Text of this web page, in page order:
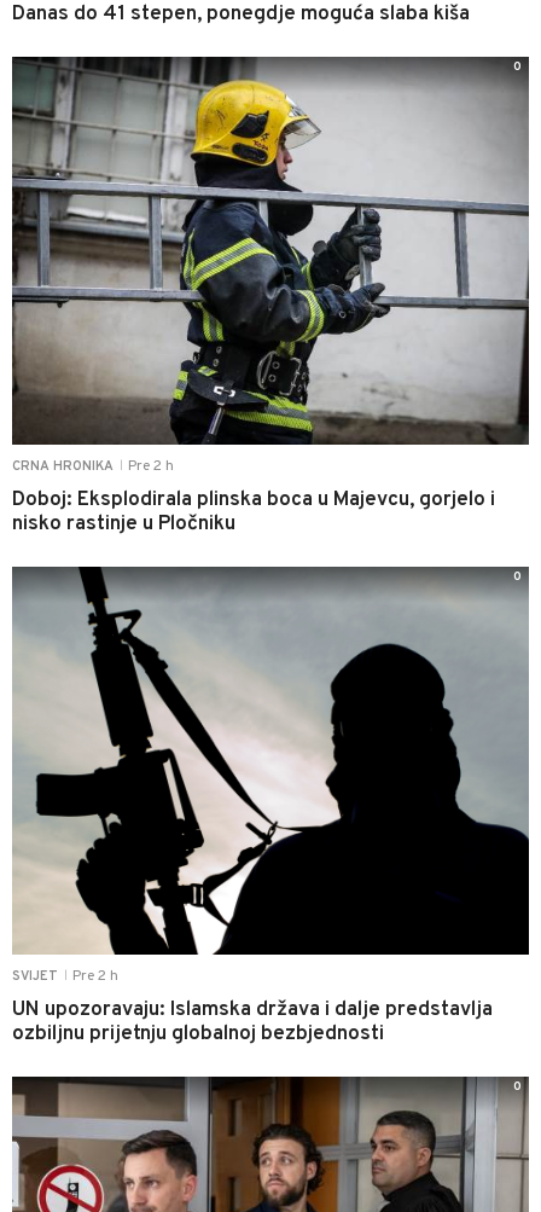
Danas do 41 stepen, ponegdje moguća slaba kiša
CRNA HRONIKA Pre 2 h
Doboj: Eksplodirala plinska boca u Majevcu, gorjelo i
nisko rastinje u Pločniku
0
SVIJET Pre 2 h
UN upozoravaju: Islamska država i dalje predstavlja
ozbiljnu prijetnju globalnoj bezbjednosti
0
0